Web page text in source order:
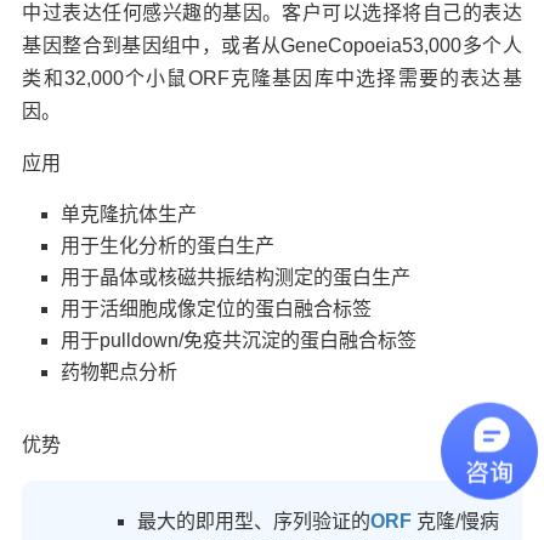
中过表达任何感兴趣的基因。客户可以选择将自己的表达
基因整合到基因组中，或者从GeneCopoeia53,000多个人
类和32,000个小鼠ORF克隆基因库中选择需要的表达基
因。
应用
单克隆抗体生产
用于生化分析的蛋白生产
用于晶体或核磁共振结构测定的蛋白生产
用于活细胞成像定位的蛋白融合标签
用于pulldown/免疫共沉淀的蛋白融合标签
药物靶点分析
优势
最大的即用型、序列验证的ORF 克隆/慢病